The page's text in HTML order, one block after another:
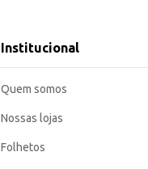
Institucional
Quem somos
Nossas lojas
Folhetos